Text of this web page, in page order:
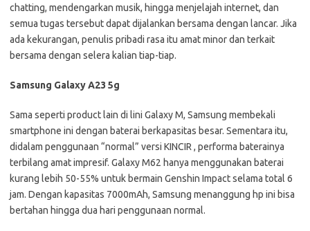
chatting, mendengarkan musik, hingga menjelajah internet, dan
semua tugas tersebut dapat dijalankan bersama dengan lancar. Jika
ada kekurangan, penulis pribadi rasa itu amat minor dan terkait
bersama dengan selera kalian tiap-tiap.
Samsung Galaxy A23 5g
Sama seperti product lain di lini Galaxy M, Samsung membekali
smartphone ini dengan baterai berkapasitas besar. Sementara itu,
didalam penggunaan “normal” versi KINCIR , performa baterainya
terbilang amat impresif. Galaxy M62 hanya menggunakan baterai
kurang lebih 50-55% untuk bermain Genshin Impact selama total 6
jam. Dengan kapasitas 7000mAh, Samsung menanggung hp ini bisa
bertahan hingga dua hari penggunaan normal.